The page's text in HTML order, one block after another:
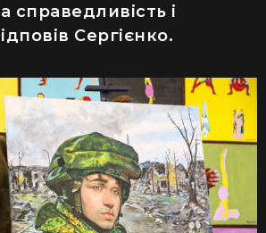
справедливість і
Сергієнко.